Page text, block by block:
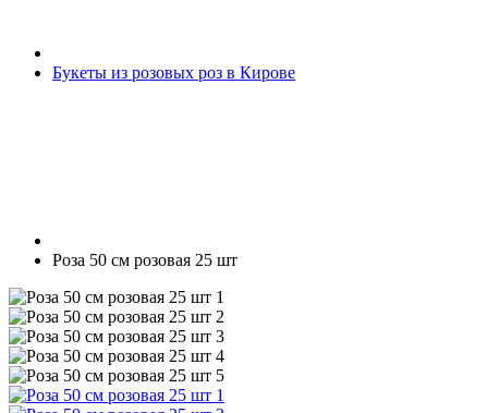
Букеты из розовых роз в Кирове
Роза 50 см розовая 25 шт